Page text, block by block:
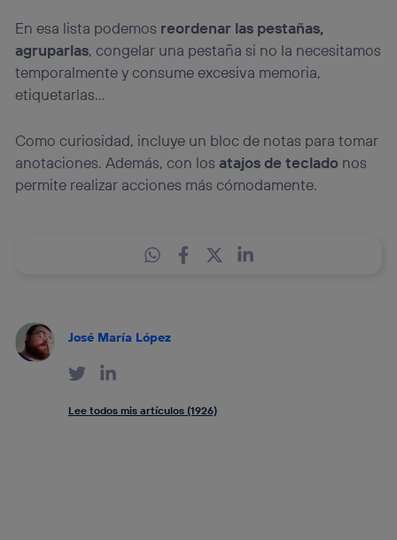
En esa lista podemos reordenar las pestañas,
agruparlas, congelar una pestaña si no la necesitamos
temporalmente y consume excesiva memoria,
etiquetarlas…
Como curiosidad, incluye un bloc de notas para tomar
anotaciones. Además, con los atajos de teclado nos
permite realizar acciones más cómodamente.
José María López
Lee todos mis artículos (1926)